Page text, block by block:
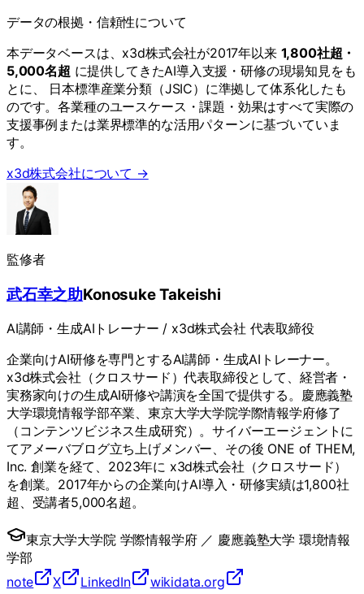
データの根拠・信頼性について
本データベースは、x3d株式会社が2017年以来 1,800社超・
5,000名超 に提供してきたAI導入支援・研修の現場知見をも
とに、 日本標準産業分類（JSIC）に準拠して体系化したも
のです。各業種のユースケース・課題・効果はすべて実際の
支援事例または業界標準的な活用パターンに基づいていま
す。
x3d株式会社について →
監修者
武石幸之助Konosuke Takeishi
AI講師・生成AIトレーナー / x3d株式会社 代表取締役
企業向けAI研修を専門とするAI講師・生成AIトレーナー。
x3d株式会社（クロスサード）代表取締役として、経営者・
実務家向けの生成AI研修や講演を全国で提供する。慶應義塾
大学環境情報学部卒業、東京大学大学院学際情報学府修了
（コンテンツビジネス生成研究）。サイバーエージェントに
てアメーバブログ立ち上げメンバー、その後 ONE of THEM,
Inc. 創業を経て、2023年に x3d株式会社（クロスサード）
を創業。2017年からの企業向けAI導入・研修実績は1,800社
超、受講者5,000名超。
東京大学大学院 学際情報学府／ 慶應義塾大学 環境情報
学部
note
X LinkedIn wikidata.org